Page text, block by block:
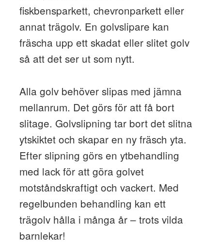
fiskbensparkett, chevronparkett eller
annat trägolv. En golvslipare kan
fräscha upp ett skadat eller slitet golv
så att det ser ut som nytt.
Alla golv behöver slipas med jämna
mellanrum. Det görs för att få bort
slitage. Golvslipning tar bort det slitna
ytskiktet och skapar en ny fräsch yta.
Efter slipning görs en ytbehandling
med lack för att göra golvet
motståndskraftigt och vackert. Med
regelbunden behandling kan ett
trägolv hålla i många år – trots vilda
barnlekar!